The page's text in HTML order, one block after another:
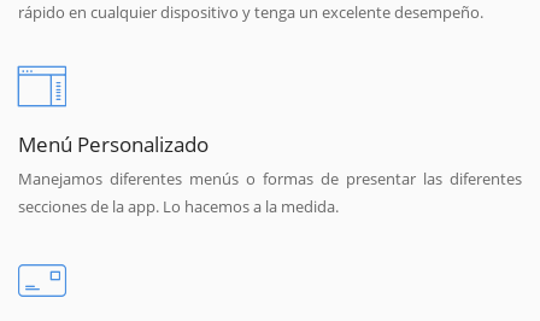
rápido en cualquier dispositivo y tenga un excelente desempeño.
Menú Personalizado
Manejamos diferentes menús o formas de presentar las diferentes
secciones de la app. Lo hacemos a la medida.